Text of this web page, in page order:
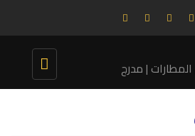
Toggle
navigation